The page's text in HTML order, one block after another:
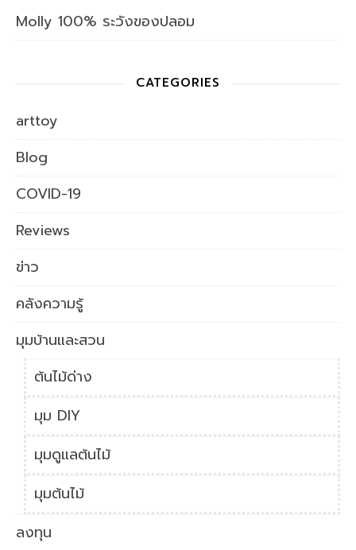
Molly 100% ระวังของปลอม
CATEGORIES
arttoy
Blog
COVID-19
Reviews
ข่าว
คลังความรู้
มุมบ้านและสวน
ต้นไม้ด่าง
มุม DIY
มุมดูแลต้นไม้
มุมต้นไม้
ลงทุน